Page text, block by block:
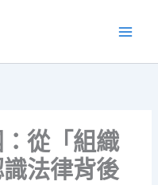
從「組織
法律背後